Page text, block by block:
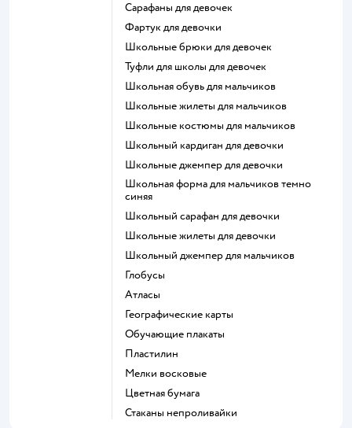
Сарафаны для девочек
Фартук для девочки
Школьные брюки для девочек
Туфли для школы для девочек
Школьная обувь для мальчиков
Школьные жилеты для мальчиков
Школьные костюмы для мальчиков
Школьный кардиган для девочки
Школьные джемпер для девочки
Школьная форма для мальчиков темно
синяя
Школьный сарафан для девочки
Школьные жилеты для девочки
Школьный джемпер для мальчиков
Глобусы
Атласы
Географические карты
Обучающие плакаты
Пластилин
Мелки восковые
Цветная бумага
Стаканы непроливайки